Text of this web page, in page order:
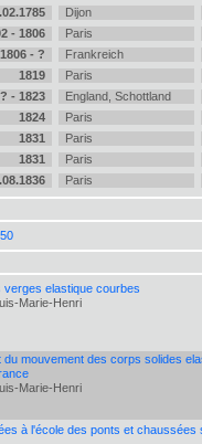
Dijon
- 1806
Paris
1806 - ?
Frankreich
1819
Paris
? - 1823
England, Schottland
1824
Paris
1831
Paris
1831
Paris
Paris
verges elastique courbes
Marie-Henri
du mouvement des corps solides
Marie-Henri
à l'école des ponts et